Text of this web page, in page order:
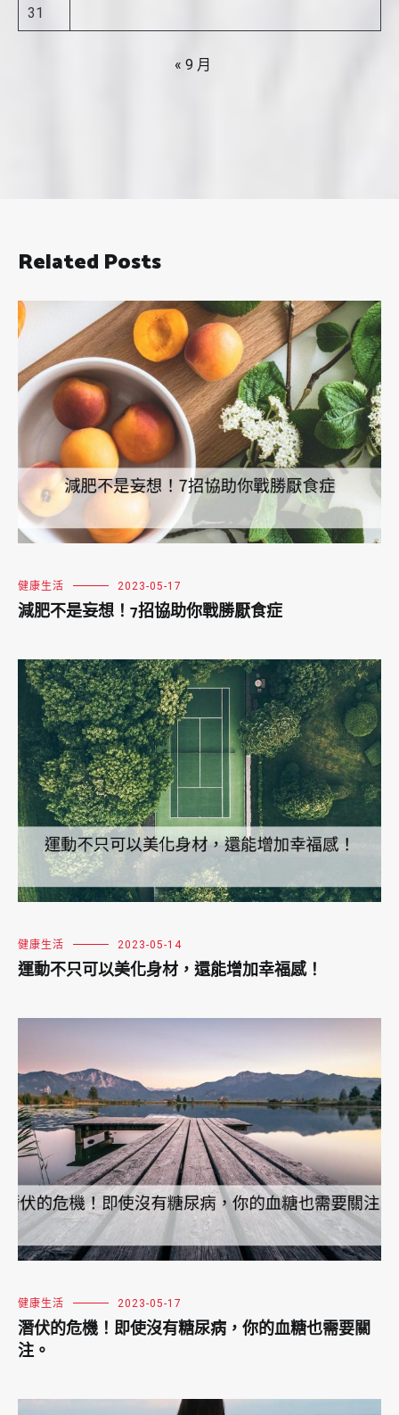
31
« 9 月
Related Posts
健康生活 2023-05-17
減肥不是妄想！7招協助你戰勝厭食症
健康生活 2023-05-14
運動不只可以美化身材，還能增加幸福感！
健康生活 2023-05-17
潛伏的危機！即使沒有糖尿病，你的血糖也需要關
注。